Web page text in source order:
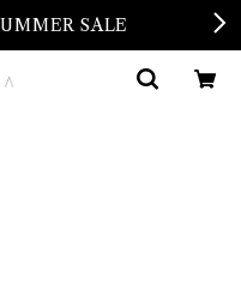
SALE